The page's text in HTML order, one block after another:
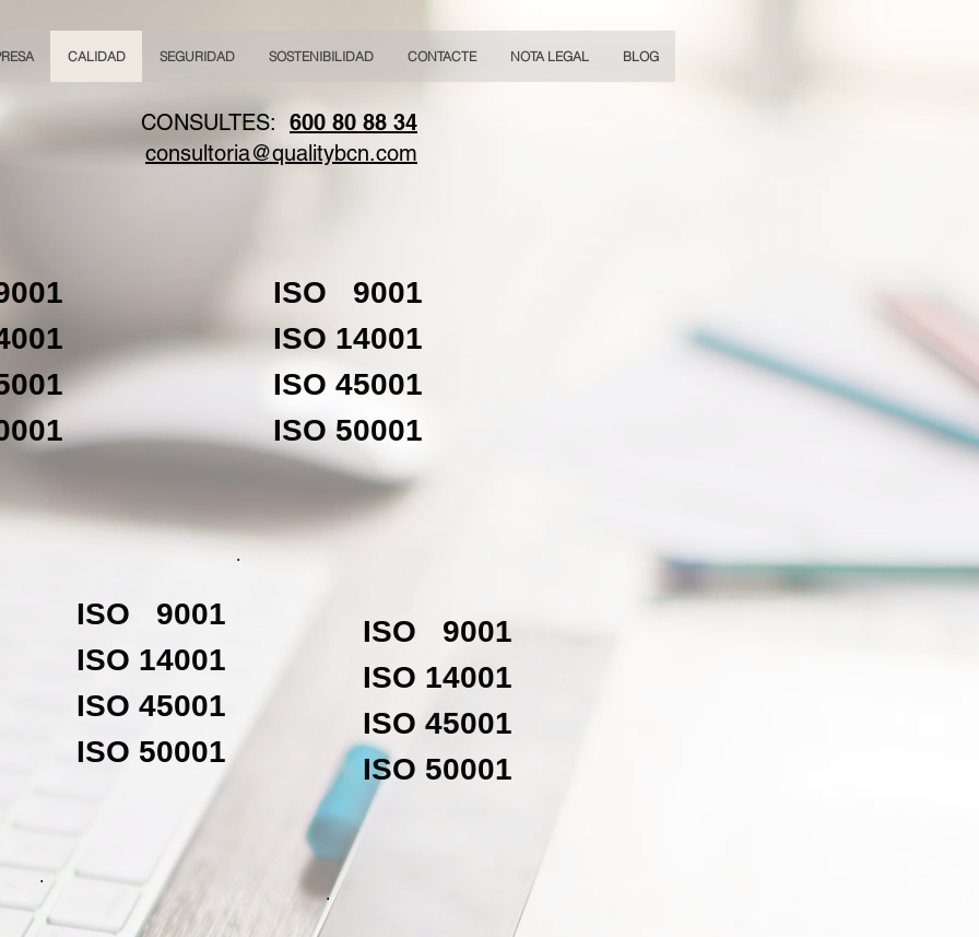
CALIDAD SEGURIDAD SOSTENIBILIDAD CONTACTE NOTA LEGAL BLOG
CONSULTES: 600 80 88 34
consultoria@qualitybcn.com
ISO 9001
ISO 14001
ISO 45001
ISO 50001
.
ISO 9001
ISO 14001
ISO 45001
ISO 50001
.
ISO 9001
ISO 14001
ISO 45001
ISO 50001
.